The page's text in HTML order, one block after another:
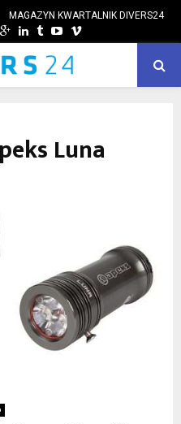
MAGAZYN KWARTALNIK DIVERS24
GOOGLE
LINKEDIN
TUMBLRYOUTUBE
VIMEO
Luna